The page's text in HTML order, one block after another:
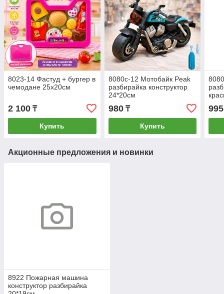
8023-14 Фастуд + бургер в
чемодане 25х20см
2 100 ₸
Купить
8080с-12 Мотобайк Peak
разбирайка конструктор
24*20см
980₸
Купить
995
Акционные предложения и новинки
8922 Пожарная машина
конструктор разбирайка